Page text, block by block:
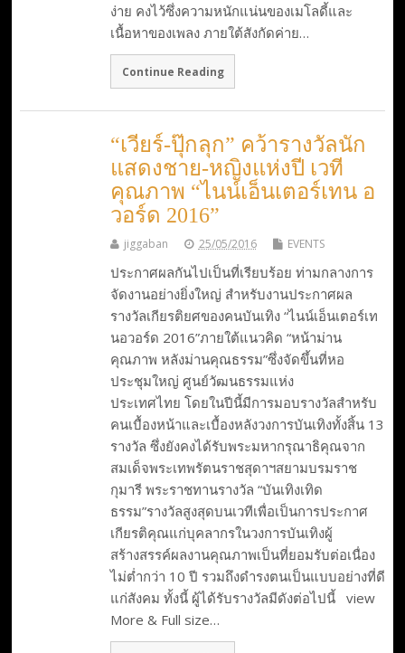
ง่าย คงไว้ซึ่งความหนักแน่นของเมโลดี้และ
เนื้อหาของเพลง ภายใต้สังกัดค่าย…
Continue Reading
“เวียร์-ปุ๊กลุก” คว้ารางวัลนัก
แสดงชาย-หญิงแห่งปี เวที
คุณภาพ “ไนน์เอ็นเตอร์เทน อ
วอร์ด 2016”
jiggaban 25/05/2016 EVENTS
ประกาศผลกันไปเป็นที่เรียบร้อย ท่ามกลางการ
จัดงานอย่างยิ่งใหญ่ สำหรับงานประกาศผล
รางวัลเกียรติยศของคนบันเทิง “ไนน์เอ็นเตอร์เท
นอวอร์ด 2016”ภายใต้แนวคิด “หน้าม่าน
คุณภาพ หลังม่านคุณธรรม”ซึ่งจัดขึ้นที่หอ
ประชุมใหญ่ ศูนย์วัฒนธรรมแห่ง
ประเทศไทย โดยในปีนี้มีการมอบรางวัลสำหรับ
คนเบื้องหน้าและเบื้องหลังวงการบันเทิงทั้งสิ้น 13
รางวัล ซึ่งยังคงได้รับพระมหากรุณาธิคุณจาก
สมเด็จพระเทพรัตนราชสุดาฯสยามบรมราช
กุมารี พระราชทานรางวัล “บันเทิงเทิด
ธรรม”รางวัลสูงสุดบนเวทีเพื่อเป็นการประกาศ
เกียรติคุณแก่บุคลากรในวงการบันเทิงผู้
สร้างสรรค์ผลงานคุณภาพเป็นที่ยอมรับต่อเนื่อง
ไม่ต่ำกว่า 10 ปี รวมถึงดำรงตนเป็นแบบอย่างที่ดี
แก่สังคม ทั้งนี้ ผู้ได้รับรางวัลมีดังต่อไปนี้ view
More & Full size…